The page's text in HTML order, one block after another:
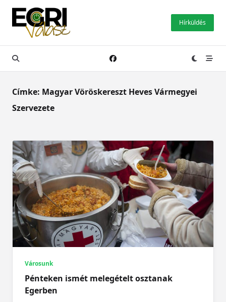
Skip
content
Hírküldés
Címke: Magyar Vöröskereszt Heves Vármegyei
Szervezete
Városunk
Pénteken ismét melegételt osztanak
Egerben